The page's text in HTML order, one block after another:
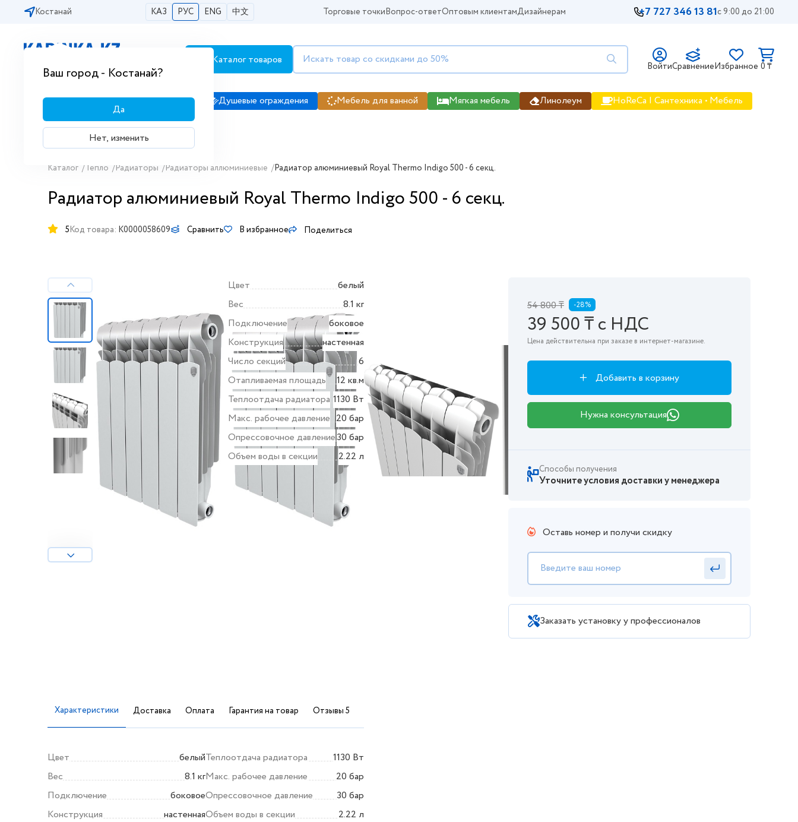
Костанай КАЗ РУС ENG 中文
Ваш город - Костанай?
Да
Нет, изменить
Торговые точкиВопрос-ответОптовым клиентамДизайнерам +7 727 346 13 81с 9:00 до 21:00
Бесплатная доставка по городам РК
Каталог товаров ВойтиСравнениеИзбранное 0 ₸
Сантехника Душевые кабины Душевые ограждения Мебель для ванной Мягкая мебель Линолеум HoReCa | Сантехника • Мебель
Каталог / Тепло /Радиаторы /Радиаторы аллюминиевые /Радиатор алюминиевый Royal Thermo Indigo 500 - 6 секц.
Радиатор алюминиевый Royal Thermo Indigo 500 - 6 секц.
5Код товара: K0000058609 Сравнить В избранное Поделиться
Цвет
белый
Вес
8.1 кг
Подключение
боковое
Конструкция
настенная
Число секций
6
Отапливаемая площадь
12 кв.м
Теплоотдача радиатора 1130 Вт
Макс. рабочее давление 20 бар
Опрессовочное давление30 бар
Объем воды в секции
2.22 л
Все характеристики
54 800 ₸ -28%
39 500 ₸ с НДС
Цена действительна при заказе в интернет-магазине.
Добавить в корзину
Нужна консультация
Способы получения
Уточните условия доставки у менеджера
Оставь номер и получи скидку
Заказать установку у профессионалов
Характеристики Доставка Оплата Гарантия на товар Отзывы 5
Цвет
белый
Вес
8.1 кг
Подключение
боковое
Конструкция
настенная
Теплоотдача радиатора
1130 Вт
Макс. рабочее давление
20 бар
Опрессовочное давление
30 бар
Объем воды в секции
2.22 л